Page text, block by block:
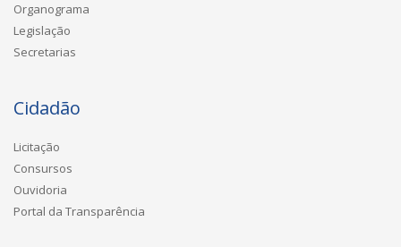
Organograma
Legislação
Secretarias
Cidadão
Licitação
Consursos
Ouvidoria
Portal da Transparência